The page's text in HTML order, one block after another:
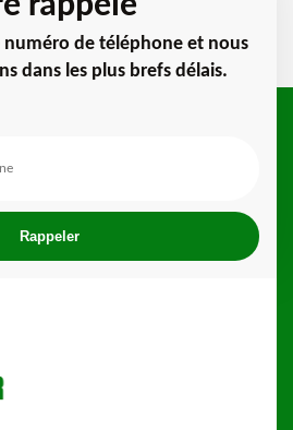
numéro de téléphone et nous
dans les plus brefs délais.